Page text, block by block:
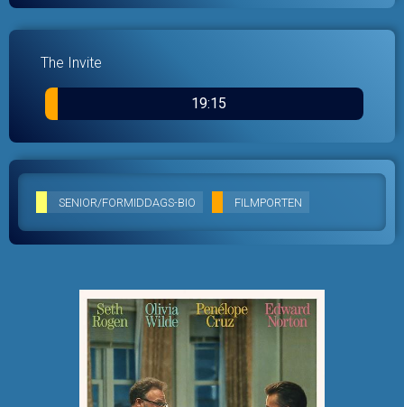
The Invite
19:15
SENIOR/FORMIDDAGS-BIO FILMPORTEN